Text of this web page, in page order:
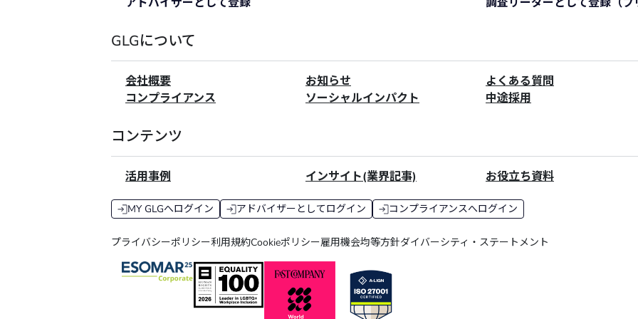
GLGについて
会社概要 お知らせ よくある質問
コンプライアンス
ソーシャルインパクト 中途採用
コンテンツ
活用事例 インサイト(業界記事) お役立ち資料
MY GLGへログイン アドバイザーとしてログイン コンプライアンスへログイン
プライバシーポリシー利用規約Cookieポリシー雇用機会均等方針ダイバーシティ・ステートメント